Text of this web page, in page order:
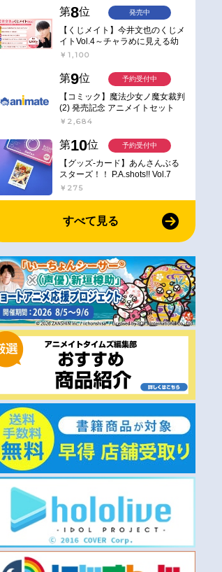
第8位
【くじメイト】今井文也のくじメ
イトVol.4～チャラめに見える幼
馴染、実は一途で独占欲が強いん
￥1,100
発売中
第9位
【コミック】魔法少女ノ魔女裁判
(2) 発売記念 アニメイトセット
【アクリルスタンド2種セット購
産】
￥2,684
予約受付中
第10位
【グッズ-カード】あんさんぶる
スターズ！！ P.A.shots!! Vol.7
Action
￥275
予約受付中
すべて見る